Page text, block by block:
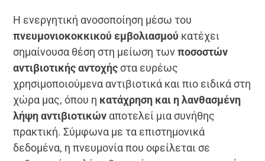
Η ενεργητική ανοσοποίηση μέσω του
πνευμονιοκοκκικού εμβολιασμού κατέχει
σημαίνουσα θέση στη μείωση τωνποσοστών
αντιβιοτικής αντοχής στα ευρέως
χρησιμοποιούμενα αντιβιοτικά και πιο ειδικά στη
χώρα μας, όπου η κατάχρηση και η λανθασμένη
λήψη αντιβιοτικών αποτελεί μια συνήθης
πρακτική. Σύμφωνα με τα επιστημονικά
δεδομένα, η πνευμονία που οφείλεται σε